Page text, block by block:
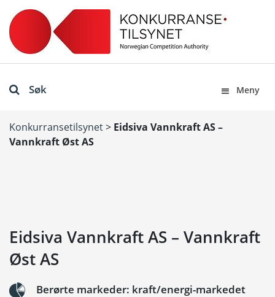
Søk Meny
Konkurransetilsynet> Eidsiva Vannkraft AS –
Vannkraft Øst AS
Eidsiva Vannkraft AS – Vannkraft
Øst AS
Berørte markeder: kraft/energi-markedet